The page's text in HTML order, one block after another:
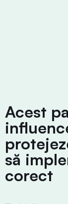
Acest
să
corect